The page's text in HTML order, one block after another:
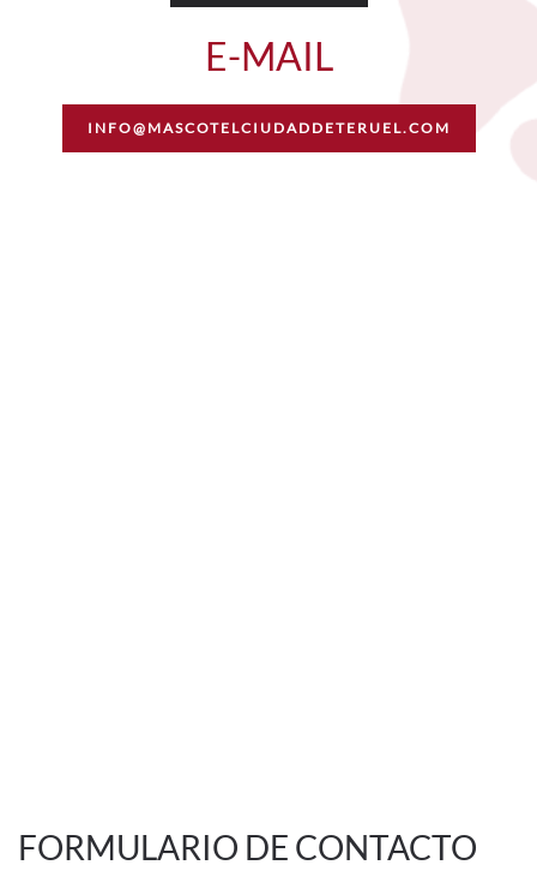
E-MAIL
INFO@MASCOTELCIUDADDETERUEL.COM
FORMULARIO DE CONTACTO